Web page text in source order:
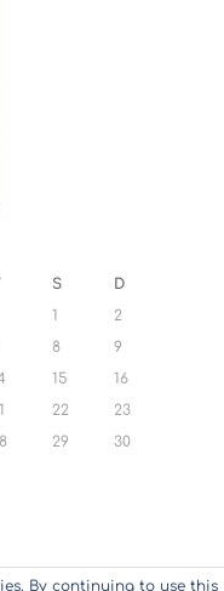
S
D
1
2
8
9
15
16
22
23
29
30
By continuing to use this